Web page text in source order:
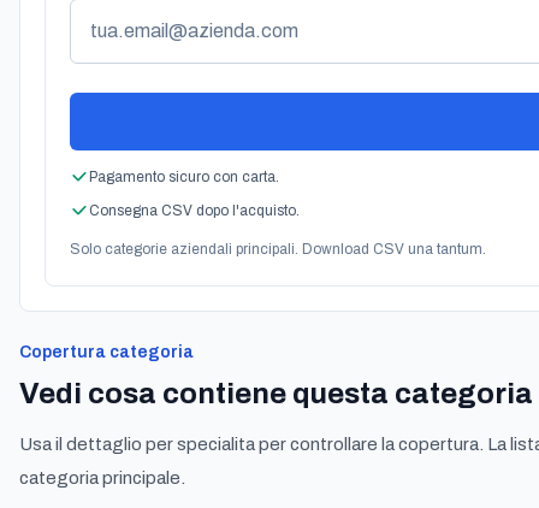
Pagamento sicuro con carta.
Consegna CSV dopo l'acquisto.
Solo categorie aziendali principali. Download CSV una tantum.
Copertura categoria
Vedi cosa contiene questa categoria
Usa il dettaglio per specialita per controllare la copertura. La
categoria principale.